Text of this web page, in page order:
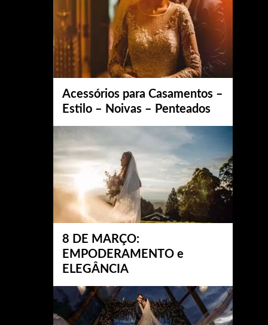
Acessórios para Casamentos –
Estilo – Noivas – Penteados
8 DE MARÇO:
EMPODERAMENTO e
ELEGÂNCIA